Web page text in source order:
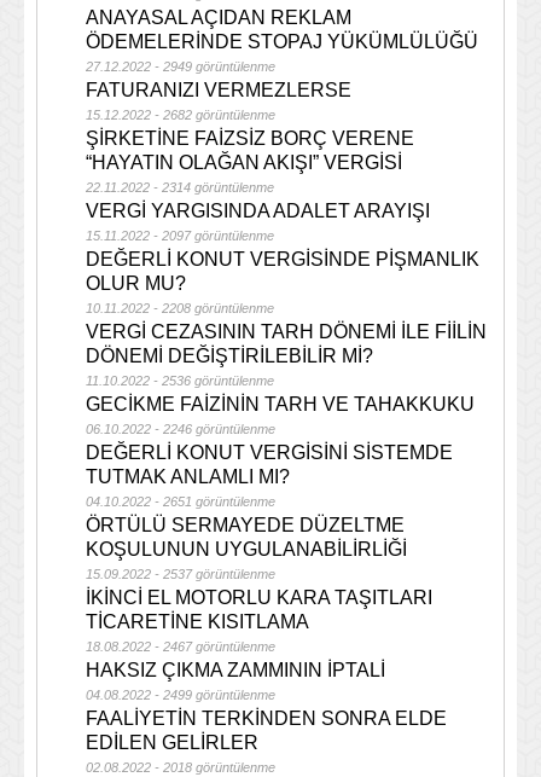
ANAYASAL AÇIDAN REKLAM
ÖDEMELERİNDE STOPAJ YÜKÜMLÜLÜĞÜ
27.12.2022 - 2949 görüntülenme
FATURANIZI VERMEZLERSE
15.12.2022 - 2682 görüntülenme
ŞİRKETİNE FAİZSİZ BORÇ VERENE
“HAYATIN OLAĞAN AKIŞI” VERGİSİ
22.11.2022 - 2314 görüntülenme
VERGİ YARGISINDA ADALET ARAYIŞI
15.11.2022 - 2097 görüntülenme
DEĞERLİ KONUT VERGİSİNDE PİŞMANLIK
OLUR MU?
10.11.2022 - 2208 görüntülenme
VERGİ CEZASININ TARH DÖNEMİ İLE FİİLİN
DÖNEMİ DEĞİŞTİRİLEBİLİR Mİ?
11.10.2022 - 2536 görüntülenme
GECİKME FAİZİNİN TARH VE TAHAKKUKU
06.10.2022 - 2246 görüntülenme
DEĞERLİ KONUT VERGİSİNİ SİSTEMDE
TUTMAK ANLAMLI MI?
04.10.2022 - 2651 görüntülenme
ÖRTÜLÜ SERMAYEDE DÜZELTME
KOŞULUNUN UYGULANABİLİRLİĞİ
15.09.2022 - 2537 görüntülenme
İKİNCİ EL MOTORLU KARA TAŞITLARI
TİCARETİNE KISITLAMA
18.08.2022 - 2467 görüntülenme
HAKSIZ ÇIKMA ZAMMININ İPTALİ
04.08.2022 - 2499 görüntülenme
FAALİYETİN TERKİNDEN SONRA ELDE
EDİLEN GELİRLER
02.08.2022 - 2018 görüntülenme